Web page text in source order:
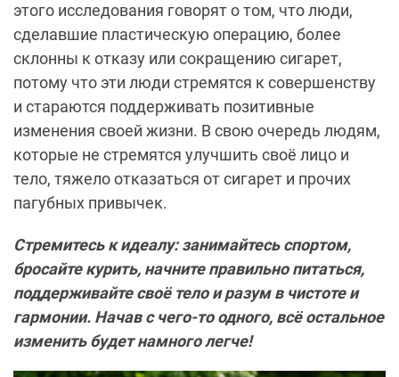
этого исследования говорят о том, что люди,
сделавшие пластическую операцию, более
склонны к отказу или сокращению сигарет,
потому что эти люди стремятся к совершенству
и стараются поддерживать позитивные
изменения своей жизни. В свою очередь людям,
которые не стремятся улучшить своё лицо и
тело, тяжело отказаться от сигарет и прочих
пагубных привычек.
Стремитесь к идеалу: занимайтесь спортом,
бросайте курить, начните правильно питаться,
поддерживайте своё тело и разум в чистоте и
гармонии. Начав с чего-то одного, всё остальное
изменить будет намного легче!